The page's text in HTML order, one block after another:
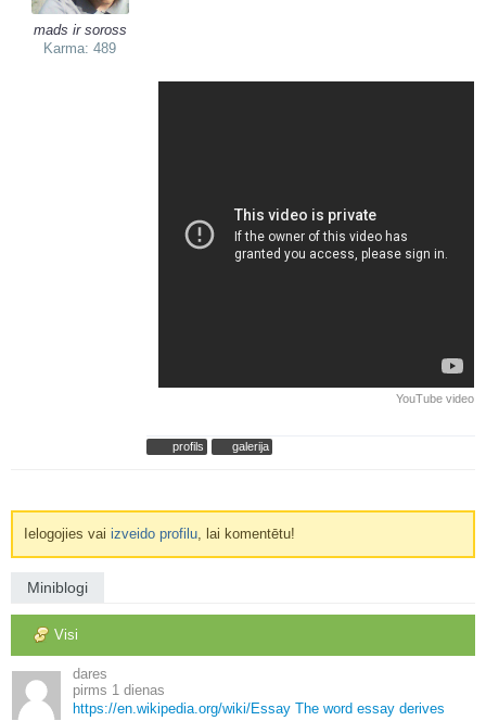
mads ir soross
Karma: 489
YouTube video
profils galerija
Ielogojies vaiizveido profilu, lai komentētu!
Miniblogi
Visi
dares
1 dienas
https://en.wikipedia.org/wiki/Essay The word essay derives